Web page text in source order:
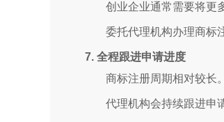
创业企业通常需要将更
委托代理机构办理商标
7. 全程跟进申请进度
商标注册周期相对较长。
代理机构会持续跟进申